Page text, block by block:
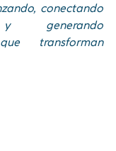
conectando
y generando
transforman